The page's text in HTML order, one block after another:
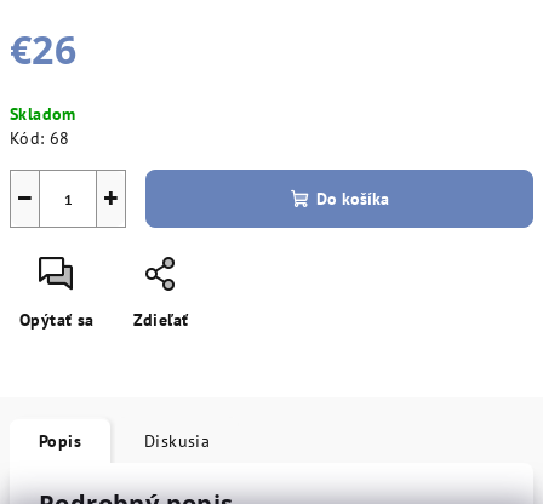
€26
cena:
Skladom
Kód: 68
+
− Do košíka
Opýtať sa Zdieľať
Popis Diskusia